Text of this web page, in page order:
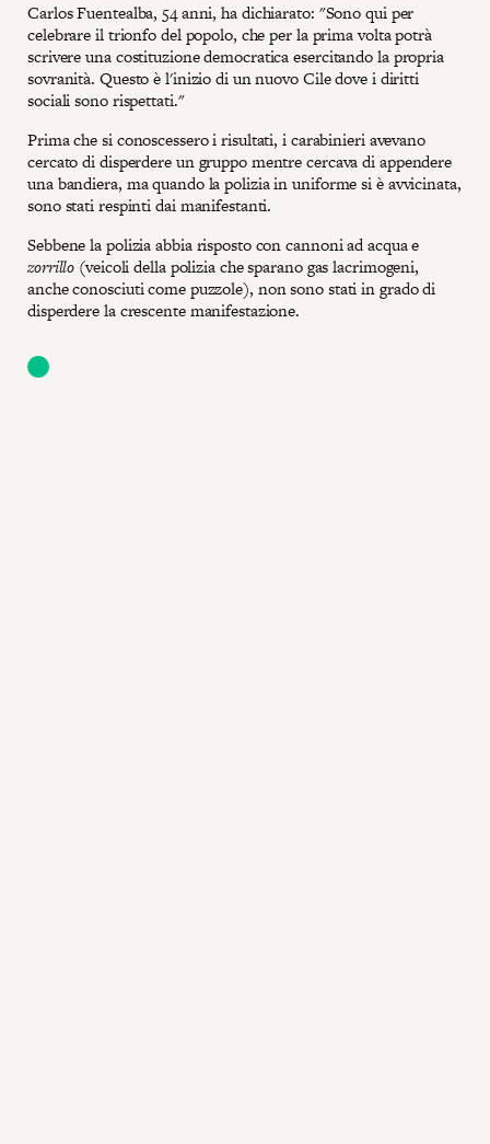
Carlos Fuentealba, 54 anni, ha dichiarato: "Sono qui per
celebrare il trionfo del popolo, che per la prima volta potrà
scrivere una costituzione democratica esercitando la propria
sovranità. Questo è l'inizio di un nuovo Cile dove i diritti
sociali sono rispettati."
Prima che si conoscessero i risultati, i carabinieri avevano
cercato di disperdere un gruppo mentre cercava di appendere
una bandiera, ma quando la polizia in uniforme si è avvicinata,
sono stati respinti dai manifestanti.
Sebbene la polizia abbia risposto con cannoni ad acqua e
zorrillo (veicoli della polizia che sparano gas lacrimogeni,
anche conosciuti come puzzole), non sono stati in grado di
disperdere la crescente manifestazione.